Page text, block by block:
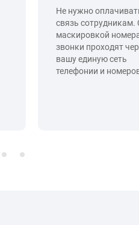
Не нужно
связь сотрудникам.
маскировкой
звонки проходят
вашу единую сеть
телефонии и